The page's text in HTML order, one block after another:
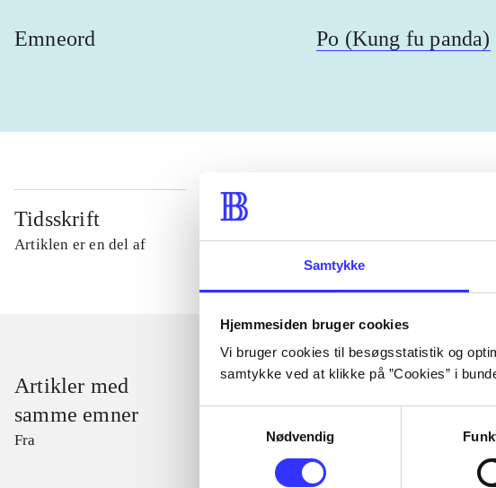
Samtykke
Hjemmesiden bruger cookies
Vi bruger cookies til besøgsstatistik og
samtykke ved at klikke på ”Cookies” i
Nødvendig
Emneord Po (Kung fu panda)
Tidsskrift
Artiklen er en del af
Artikler med
samme emner
Fra